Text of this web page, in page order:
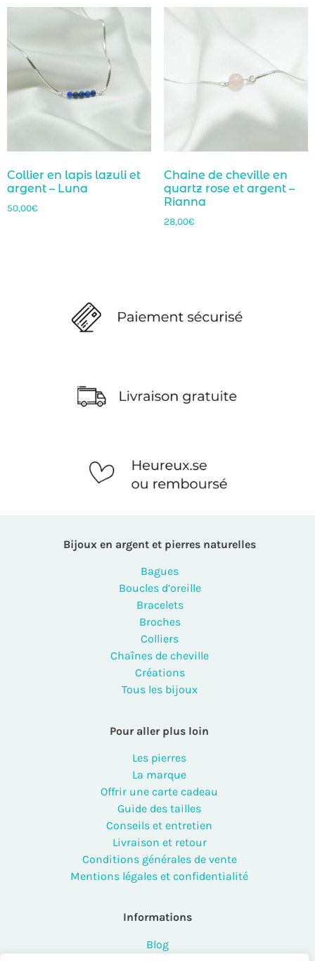
Collier en lapis lazuli et
argent – Luna
50,00€
Chaine de cheville en
quartz rose et argent –
Rianna
28,00€
Bijoux en argent et pierres naturelles
Bagues
Boucles d’oreille
Bracelets
Broches
Colliers
Chaînes de cheville
Créations
Tous les bijoux
Pour aller plus loin
Les pierres
La marque
Offrir une carte cadeau
Guide des tailles
Conseils et entretien
Livraison et retour
Conditions générales de vente
Mentions légales et confidentialité
Informations
Blog